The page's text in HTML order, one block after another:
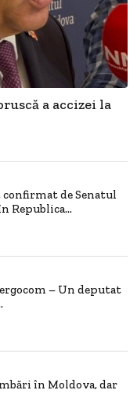
a accizei la
de Senatul
Republica...
– Un deputat
în Moldova, dar